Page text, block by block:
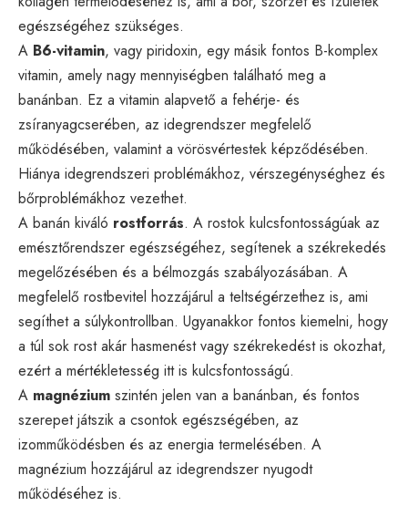
egészségéhez szükséges.
A B6-vitamin, vagy piridoxin, egy másik fontos B-komplex
vitamin, amely nagy mennyiségben található meg a
banánban. Ez a vitamin alapvető a fehérje- és
zsíranyagcserében, az idegrendszer megfelelő
működésében, valamint a vörösvértestek képződésében.
Hiánya idegrendszeri problémákhoz, vérszegénységhez és
bőrproblémákhoz vezethet.
A banán kiváló rostforrás. A rostok kulcsfontosságúak az
emésztőrendszer egészségéhez, segítenek a székrekedés
megelőzésében és a bélmozgás szabályozásában. A
megfelelő rostbevitel hozzájárul a teltségérzethez is, ami
segíthet a súlykontrollban. Ugyanakkor fontos kiemelni, hogy
a túl sok rost akár hasmenést vagy székrekedést is okozhat,
ezért a mértékletesség itt is kulcsfontosságú.
A magnézium szintén jelen van a banánban, és fontos
szerepet játszik a csontok egészségében, az
izomműködésben és az energia termelésében. A
magnézium hozzájárul az idegrendszer nyugodt
működéséhez is.